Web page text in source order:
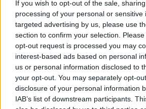
If you wish to opt-out of the sale,
processing of your personal or sensitive
targeted advertising by us, please use
section to confirm your selection.
opt-out request is processed you may
interest-based ads based on personal
us or personal information disclosed to
your opt-out. You may separately opt-
disclosure of your personal information
IAB’s list of downstream participants.